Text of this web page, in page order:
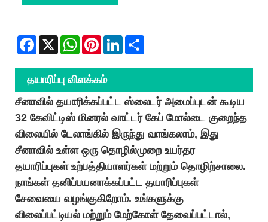
Facebook
X WhatsAppPinterestLinkedIn
தயாரிப்பு விளக்கம்
சீனாவில் தயாரிக்கப்பட்ட ஸ்லைடர் அமைப்புடன் கூடிய
32 கேவிட்டிஸ் மினரல் வாட்டர் கேப் மோல்டை குறைந்த
விலையில் டேலாங்கில் இருந்து வாங்கலாம், இது
சீனாவில் உள்ள ஒரு தொழில்முறை உயர்தர
தயாரிப்புகள் உற்பத்தியாளர்கள் மற்றும் தொழிற்சாலை.
நாங்கள் தனிப்பயனாக்கப்பட்ட தயாரிப்புகள்
சேவையை வழங்குகிறோம். உங்களுக்கு
விலைப்பட்டியல் மற்றும் மேற்கோள் தேவைப்பட்டால்,